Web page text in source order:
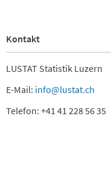
Kontakt
LUSTAT Statistik Luzern
E-Mail: info@lustat.ch
Telefon: +41 41 228 56 35